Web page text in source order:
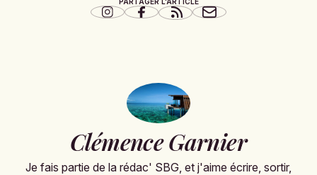
PARTAGER L'ARTICLE
Clémence Garnier
Je fais partie de la rédac' SBG, et j'aime écrire, sortir,